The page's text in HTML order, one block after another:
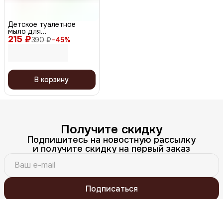
215 ₽390 ₽−45%
Детское туалетное
мыло для
чувствительной кожи
0+, 100 г
В корзину
Получите скидку
Подпишитесь на новостную рассылку
и получите скидку на первый заказ
Подписаться